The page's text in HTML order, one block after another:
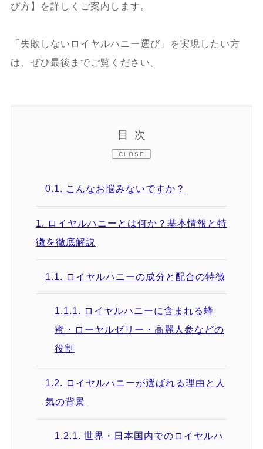
び方】を詳しくご案内します。
「失敗しないロイヤルハニー選び」を実現したい方
は、ぜひ最後までご覧ください。
目次
CLOSE
0.1. こんなお悩みないですか？
1. ロイヤルハニーとは何か？基本情報と特
徴を徹底解説
1.1. ロイヤルハニーの成分と配合の特徴
1.1.1. ロイヤルハニーに含まれる蜂
蜜・ローヤルゼリー・高麗人参などの
役割
1.2. ロイヤルハニーが選ばれる理由と人
気の背景
1.2.1. 世界・日本国内でのロイヤルハ